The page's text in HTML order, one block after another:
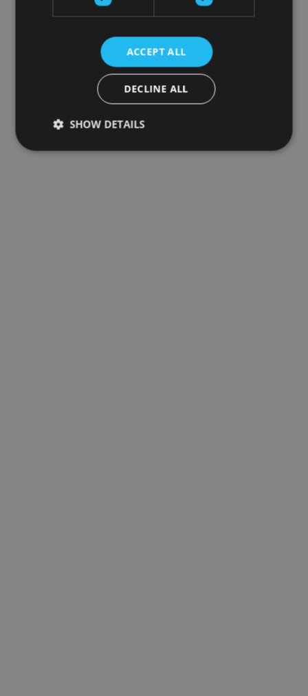
ACCEPT ALL
DECLINE ALL
SHOW DETAILS